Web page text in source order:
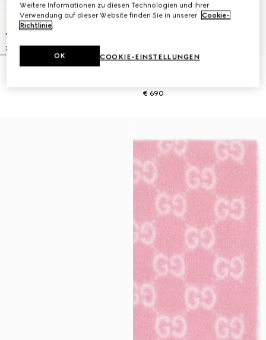
€ 690
Weitere Informationen zu diesen Technologien und ihrer
Verwendung auf dieser Website finden Sie in unserer Cookie-
Richtlinie.
COOKIE-EINSTELLUNGEN
OK